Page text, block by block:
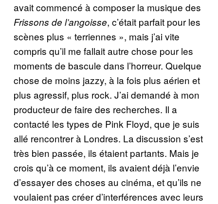
avait commencé à composer la musique des
Frissons de l’angoisse, c’était parfait pour les
scènes plus « terriennes », mais j’ai vite
compris qu’il me fallait autre chose pour les
moments de bascule dans l’horreur. Quelque
chose de moins jazzy, à la fois plus aérien et
plus agressif, plus rock. J’ai demandé à mon
producteur de faire des recherches. Il a
contacté les types de Pink Floyd, que je suis
allé rencontrer à Londres. La discussion s’est
très bien passée, ils étaient partants. Mais je
crois qu’à ce moment, ils avaient déjà l’envie
d’essayer des choses au cinéma, et qu’ils ne
voulaient pas créer d’interférences avec leurs